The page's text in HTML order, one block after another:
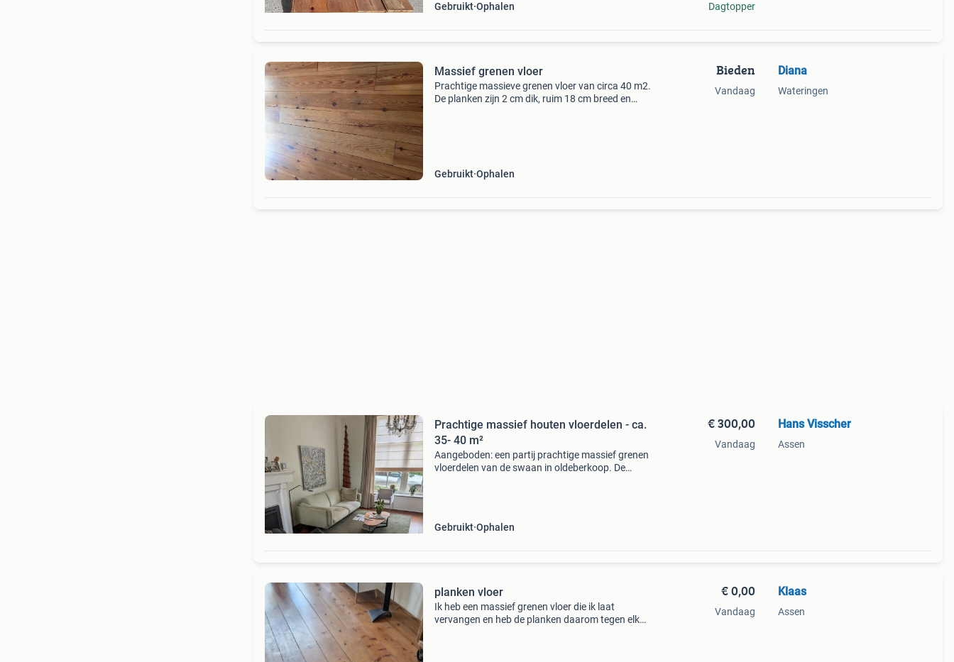
Gebruikt Ophalen Dagtopper
Massief grenen vloer
Prachtige massieve grenen vloer van circa 40 m2.
De planken zijn 2 cm dik, ruim 18 cm breed en
Gebruikt Ophalen
Bieden
Vandaag
Diana
Wateringen
Prachtige massief houten vloerdelen - ca.
35- 40 m²
Aangeboden: een partij prachtige massief grenen
vloerdelen van de swaan in oldeberkoop. De
Gebruikt Ophalen
€ 300,00
Vandaag
Hans Visscher
Assen
planken vloer
Ik heb een massief grenen vloer die ik laat
vervangen en heb de planken daarom tegen elk
€ 0,00
Vandaag
Klaas
Assen